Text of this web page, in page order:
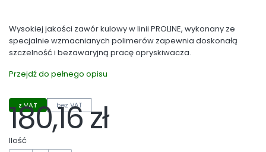
Wysokiej jakości zawór kulowy w linii PROLINE, wykonany ze
specjalnie wzmacnianych polimerów zapewnia doskonałą
szczelność i bezawaryjną pracę opryskiwacza.
Przejdź do pełnego opisu
z VAT bez VAT
Cena
180,16 zł
Ilość